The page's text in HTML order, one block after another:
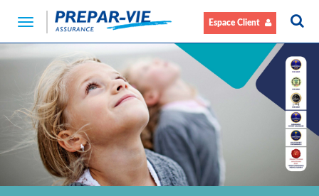
Navigation
Espace Client